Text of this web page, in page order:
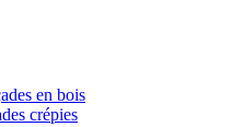
en bois
crépies